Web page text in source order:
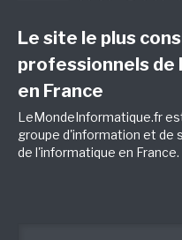
Le site le plus
professionnels de
en France
LeMondeInformatique.fr
groupe d'information et de
de l'informatique en France.